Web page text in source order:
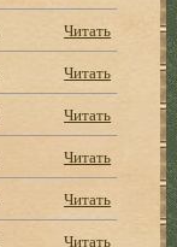
Читать
Читать
Читать
Читать
Читать
Читать